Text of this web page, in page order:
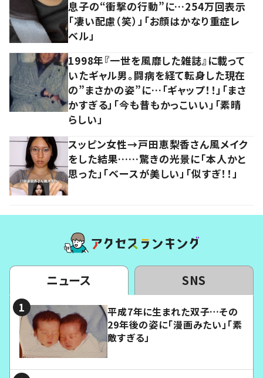
息子の“衝撃の行動”に…254万回表示
「凄い配慮（笑）」「お顔はかなり重症レ
ベル」
1998年『一世を風靡した雑誌』に載って
いたギャル男。闘病を経て転身した現在
の”まさかの姿”に…「ギャップ！！」「まさ
かすぎる」「今も昔もかっこいい」「素晴
らしい」
スッピン女性→戸田恵梨香さん風メイク
をした結果……驚きの光景に「本人かと
思った」「ベースが美しい」「似すぎ！！」
ニュース SNS
平成7年に生まれた双子…その
29年後の姿に「漫画みたい」「素
敵すぎる」